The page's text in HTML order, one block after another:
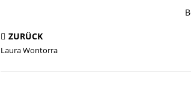
ZURÜCK
Laura Wontorra